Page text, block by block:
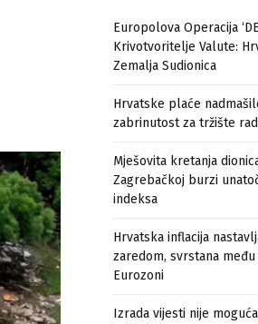
Europolova Operacija
Krivotvoritelje Valute:
Zemalja Sudionica
Hrvatske plaće
zabrinutost za tržište
Mješovita kretanja
Zagrebačkoj burzi
indeksa
Hrvatska inflacija
zaredom, svrstana
Eurozoni
Izrada vijesti nije